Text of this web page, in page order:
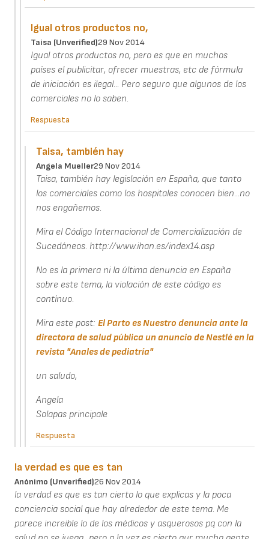
Igual otros productos no,
Taisa (unverified)29 Nov 2014
Igual otros productos no, pero es que en muchos
países el publicitar, ofrecer muestras, etc de fórmula
de iniciación es ilegal... Pero seguro que algunos de los
comerciales no lo saben.
Respuesta
Taisa, también hay
Angela Mueller29 Nov 2014
Taisa, también hay legislación en España, que tanto
los comerciales como los hospitales conocen bien...no
nos engañemos.
Mira el Código Internacional de Comercialización de
Sucedáneos. http://www.ihan.es/index14.asp
No es la primera ni la última denuncia en España
sobre este tema, la violación de este código es
contínuo.
Mira este post:El Parto es Nuestro denuncia ante la
directora de salud pública un anuncio de Nestlé en la
revista "Anales de pediatría"
un saludo,
Angela
Solapas principale
Respuesta
la verdad es que es tan
Anónimo (unverified)26 Nov 2014
la verdad es que es tan cierto lo que explicas y la poca
conciencia social que hay alrededor de este tema. Me
parece increible lo de los médicos y asquerosos pq con la